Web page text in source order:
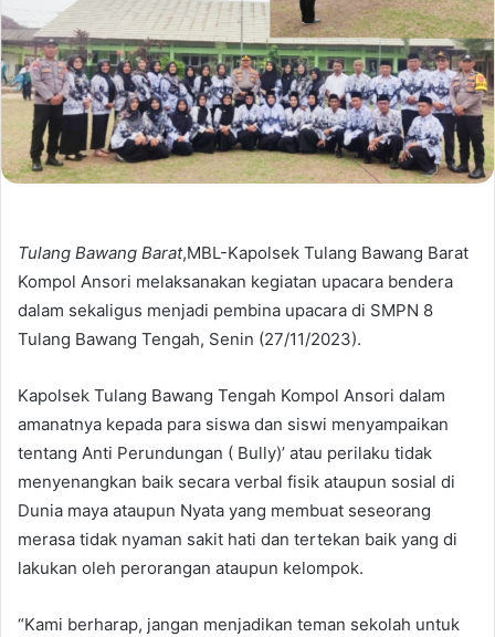
Tulang Bawang Barat,MBL-Kapolsek Tulang Bawang Barat
Kompol Ansori melaksanakan kegiatan upacara bendera
dalam sekaligus menjadi pembina upacara di SMPN 8
Tulang Bawang Tengah, Senin (27/11/2023).
Kapolsek Tulang Bawang Tengah Kompol Ansori dalam
amanatnya kepada para siswa dan siswi menyampaikan
tentang Anti Perundungan ( Bully)’ atau perilaku tidak
menyenangkan baik secara verbal fisik ataupun sosial di
Dunia maya ataupun Nyata yang membuat seseorang
merasa tidak nyaman sakit hati dan tertekan baik yang di
lakukan oleh perorangan ataupun kelompok.
“Kami berharap, jangan menjadikan teman sekolah untuk